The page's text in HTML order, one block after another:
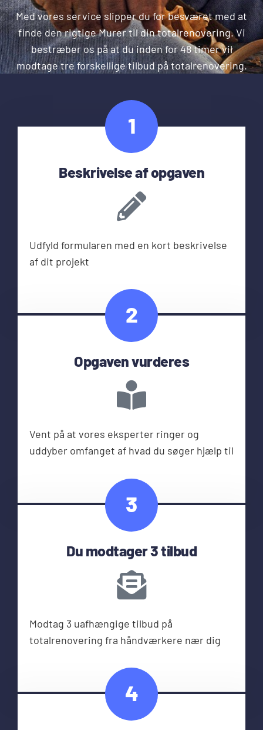
Med vores service slipper du for besværet med at
finde den rigtige Murer til din totalrenovering. Vi
bestræber os på at du inden for 48 timer vil
modtage tre forskellige tilbud på totalrenovering.
1
Beskrivelse af opgaven
Udfyld formularen med en kort beskrivelse
af dit projekt
2
Opgaven vurderes
Vent på at vores eksperter ringer og
uddyber omfanget af hvad du søger hjælp til
3
Du modtager 3 tilbud
Modtag 3 uafhængige tilbud på
totalrenovering fra håndværkere nær dig
4